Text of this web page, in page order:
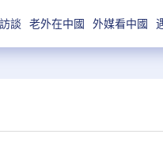
談 老外在中國 外媒看中國